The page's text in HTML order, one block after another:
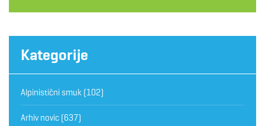
Kategorije
Alpinistični smuk (102)
Arhiv novic (637)